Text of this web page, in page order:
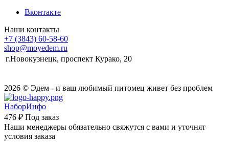
Вконтакте
Наши контакты
+7 (3843) 60-58-60
shop@moyedem.ru
г.Новокузнецк, проспект Курако, 20
2026 © Эдем - и ваш любимый питомец живет без проблем
НаборИнфо
476 ₽ Под заказ
Наши менеджеры обязательно свяжутся с вами и уточнят
условия заказа